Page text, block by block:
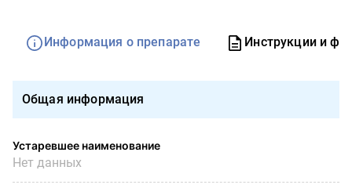
Информация о препарате Инструкции и
Общая информация
Устаревшее наименование
Нет данных